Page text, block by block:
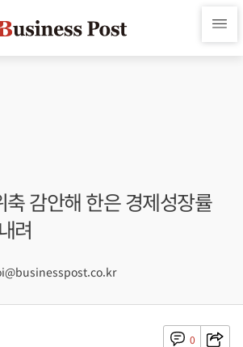
축 감안해 한은 경제성장률
려
0